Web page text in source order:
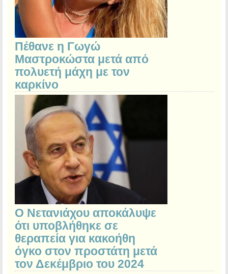
Πέθανε η Γωγώ
Μαστροκώστα μετά από
πολυετή μάχη με τον
καρκίνο
Ο Νετανιάχου αποκάλυψε
ότι υποβλήθηκε σε
θεραπεία για κακοήθη
όγκο στον προστάτη μετά
τον Δεκέμβριο του 2024